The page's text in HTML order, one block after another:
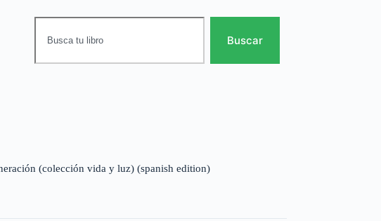
Buscar
(colección vida y luz) (spanish edition)